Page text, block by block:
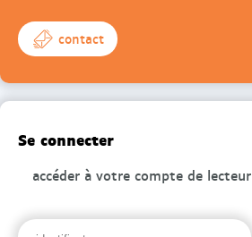
contact
Se connecter
accéder à votre compte de lecteur